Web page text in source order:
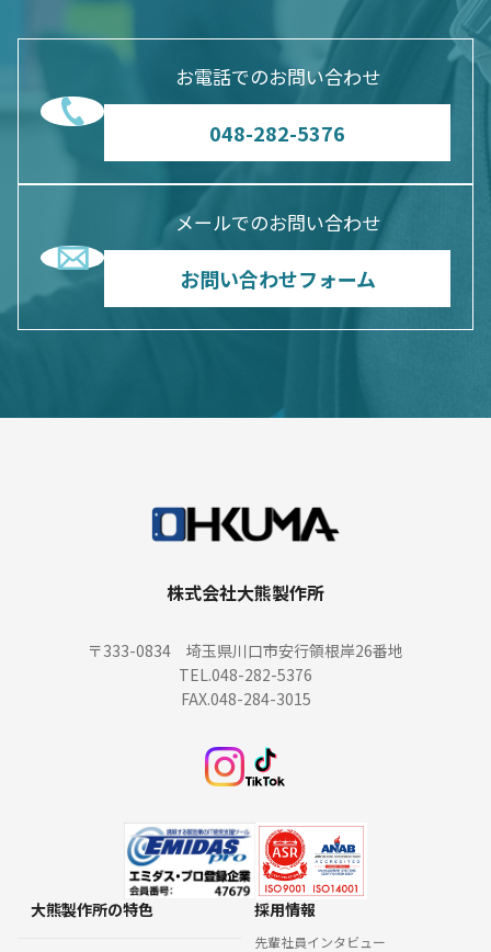
お電話でのお問い合わせ
048-282-5376
メールでのお問い合わせ
お問い合わせフォーム
株式会社大熊製作所
〒333-0834 埼玉県川口市安行領根岸26番地
TEL.048-282-5376
FAX.048-284-3015
大熊製作所の特色 採用情報
先輩社員インタビュー